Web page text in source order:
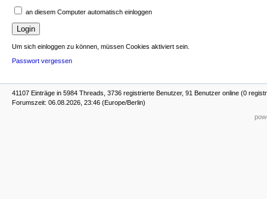
an diesem Computer automatisch einloggen
Um sich einloggen zu können, müssen Cookies aktiviert sein.
Passwort vergessen
41107 Einträge in 5984 Threads, 3736 registrierte Benutzer, 91 Benutzer online (0
Forumszeit: 06.08.2026, 23:46 (Europe/Berlin)